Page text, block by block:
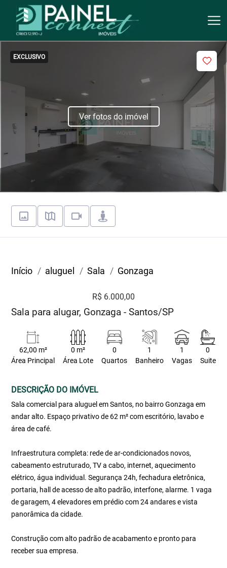
EXCLUSIVO
Ver fotos do imóvel
Início aluguel Sala Gonzaga
R$ 6.000,00
Sala para alugar, Gonzaga - Santos/SP
62,00 m²
Área Principal
0 m²
Área Lote
0
Quartos
1
Banheiro
1
Vagas
0
Suite
DESCRIÇÃO DO IMÓVEL
Sala comercial para aluguel em Santos, no bairro Gonzaga em
andar alto. Espaço privativo de 62 m² com escritório, lavabo e
área de café.
Infraestrutura completa: rede de ar-condicionados novos,
cabeamento estruturado, TV a cabo, internet, aquecimento
elétrico, água individual. Segurança 24h, fechadura eletrônica,
portaria, hall de acesso de alto padrão, interfone, alarme. 1 vaga
de garagem, 4 elevadores em prédio com 24 andares e vista
panorâmica da cidade.
Construção com alto padrão de acabamento e pronto para
receber sua empresa.